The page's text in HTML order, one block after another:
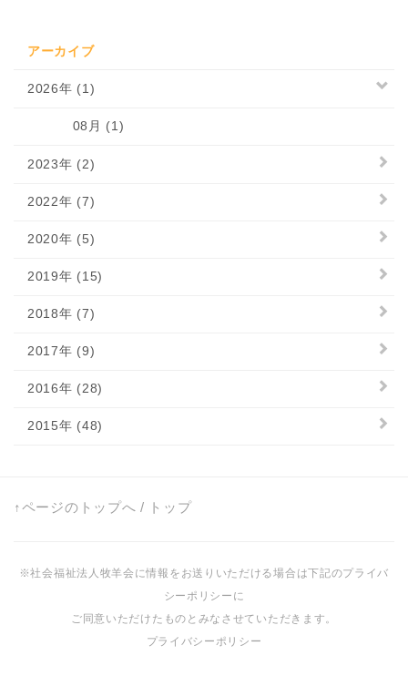
アーカイブ
2026年 (1)
08月 (1)
2023年 (2)
2022年 (7)
2020年 (5)
2019年 (15)
2018年 (7)
2017年 (9)
2016年 (28)
2015年 (48)
↑ページのトップへ / トップ
※社会福祉法人牧羊会に情報をお送りいただける場合は下記のプライバ
シーポリシーに
ご同意いただけたものとみなさせていただきます。
プライバシーポリシー